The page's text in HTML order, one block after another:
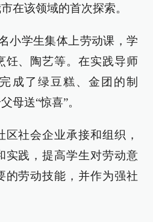
在该领域的首次探索。
小学生集体上劳动课，学
饪、陶艺等。在实践导师
成了绿豆糕、金团的制
母送“惊喜”。
社会企业承接和组织，
实践，提高学生对劳动意
的劳动技能，并作为强社